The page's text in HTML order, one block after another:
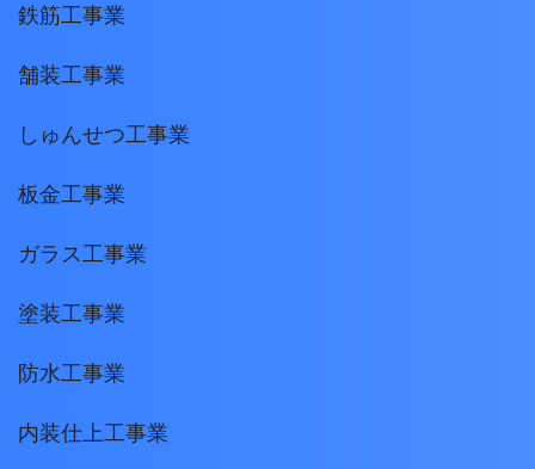
鉄筋工事業
舗装工事業
しゅんせつ工事業
板金工事業
ガラス工事業
塗装工事業
防水工事業
内装仕上工事業